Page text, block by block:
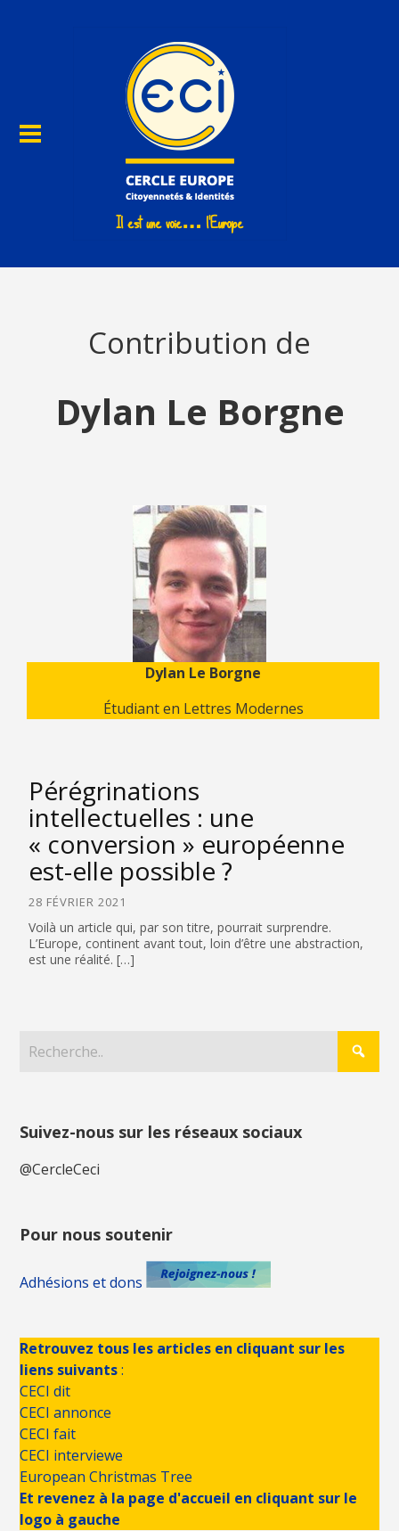
Contribution de
Dylan Le Borgne
Dylan Le Borgne
Étudiant en Lettres Modernes
Pérégrinations
intellectuelles : une
« conversion » européenne
est-elle possible ?
28 FÉVRIER 2021
Voilà un article qui, par son titre, pourrait surprendre.
L’Europe, continent avant tout, loin d’être une abstraction,
est une réalité. […]
Suivez-nous sur les réseaux sociaux
@CercleCeci
Pour nous soutenir
Adhésions et dons
Retrouvez tous les articles en cliquant sur les
liens suivants:
CECI dit
CECI annonce
CECI fait
CECI interviewe
European Christmas Tree
Et revenez à la page d'accueil en cliquant sur le
logo à gauche